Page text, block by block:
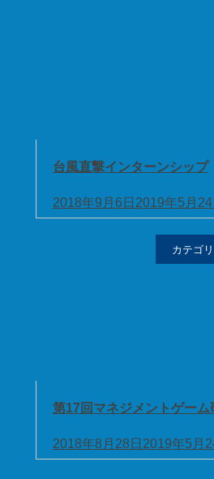
台風直撃インターンシップ
2018年9月6日 2019年5月24
カテゴ
第17回マネジメントゲー
2018年8月28日 2019年5月